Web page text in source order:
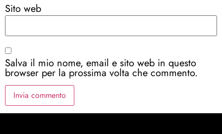
Sito web
Salva il mio nome, email e sito web in questo
browser per la prossima volta che commento.